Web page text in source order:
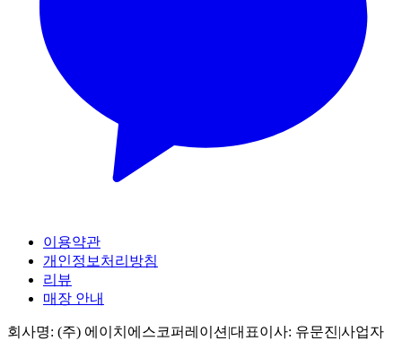
이용약관
개인정보처리방침
리뷰
매장 안내
회사명: (주) 에이치에스코퍼레이션 |대표이사: 유문진|사업자